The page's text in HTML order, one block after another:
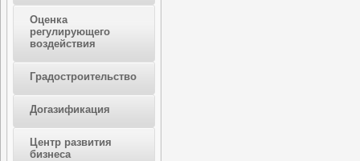
Оценка
регулирующего
воздействия
Градостроительство
Догазификация
Центр развития
бизнеса